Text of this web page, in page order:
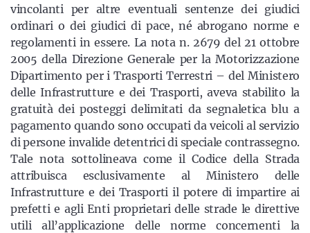
vincolanti per altre eventuali sentenze dei giudici
ordinari o dei giudici di pace, né abrogano norme e
regolamenti in essere. La nota n. 2679 del 21 ottobre
2005 della Direzione Generale per la Motorizzazione
Dipartimento per i Trasporti Terrestri – del Ministero
delle Infrastrutture e dei Trasporti, aveva stabilito la
gratuità dei posteggi delimitati da segnaletica blu a
pagamento quando sono occupati da veicoli al servizio
di persone invalide detentrici di speciale contrassegno.
Tale nota sottolineava come il Codice della Strada
attribuisca esclusivamente al Ministero delle
Infrastrutture e dei Trasporti il potere di impartire ai
prefetti e agli Enti proprietari delle strade le direttive
utili all’applicazione delle norme concernenti la